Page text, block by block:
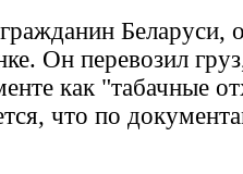
Беларуси,
Он перевозил
как "табачные
что по